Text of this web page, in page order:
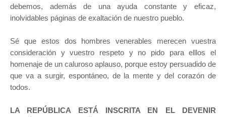
debemos, además de una ayuda constante y eficaz,
inolvidables páginas de exaltación de nuestro pueblo.
Sé que estos dos hombres venerables merecen vuestra
consideración y vuestro respeto y no pido para elllos el
homenaje de un caluroso aplauso, porque estoy persuadido de
que va a surgir, espontáneo, de la mente y del corazón de
todos.
LA REPÚBLICA ESTÁ INSCRITA EN EL DEVENIR